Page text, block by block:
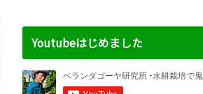
Youtubeはじめました